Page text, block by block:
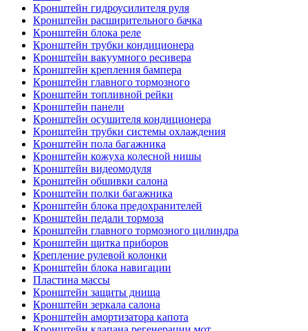
Кронштейн гидроусилителя руля
Кронштейн расширительного бачка
Кронштейн блока реле
Кронштейн трубки кондиционера
Кронштейн вакуумного ресивера
Кронштейн крепления бампера
Кронштейн главного тормозного
Кронштейн топливной рейки
Кронштейн панели
Кронштейн осушителя кондиционера
Кронштейн трубки системы охлаждения
Кронштейн пола багажника
Кронштейн кожуха колесной нишы
Кронштейн видеомодуля
Кронштейн обшивки салона
Кронштейн полки багажника
Кронштейн блока предохранителей
Кронштейн педали тормоза
Кронштейн главного тормозного цилиндра
Кронштейн щитка приборов
Крепление рулевой колонки
Кронштейн блока навигации
Пластина массы
Кронштейн защиты днища
Кронштейн зеркала салона
Кронштейн амортизатора капота